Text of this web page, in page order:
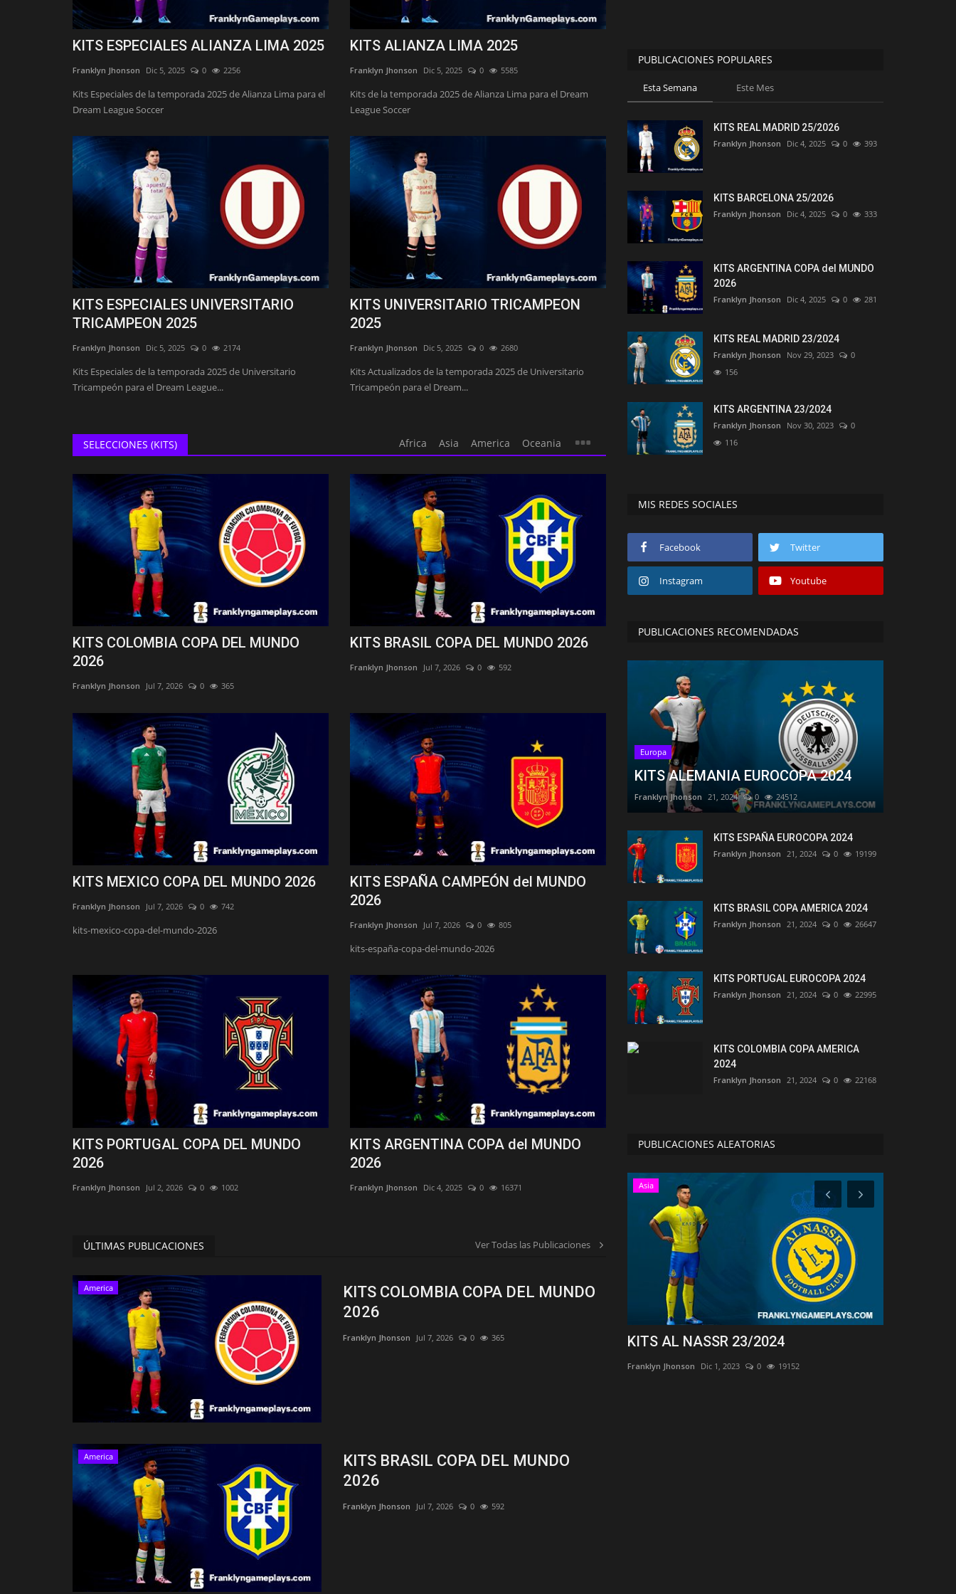
KITS ESPECIALES ALIANZA LIMA 2025
Franklyn Jhonson Dic 5, 2025 0 2256
Kits Especiales de la temporada 2025 de Alianza Lima para el
Dream League Soccer
KITS ALIANZA LIMA 2025
Franklyn Jhonson Dic 5, 2025 0 5585
Kits de la temporada 2025 de Alianza Lima para el Dream
League Soccer
KITS ESPECIALES UNIVERSITARIO
TRICAMPEON 2025
Franklyn Jhonson Dic 5, 2025 0 2174
Kits Especiales de la temporada 2025 de Universitario
Tricampeón para el Dream League...
KITS UNIVERSITARIO TRICAMPEON
2025
Franklyn Jhonson Dic 5, 2025 0 2680
Kits Actualizados de la temporada 2025 de Universitario
Tricampeón para el Dream...
SELECCIONES (KITS) Africa Asia America Oceania
KITS COLOMBIA COPA DEL MUNDO
2026
Franklyn Jhonson Jul 7, 2026 0 365
KITS BRASIL COPA DEL MUNDO 2026
Franklyn Jhonson Jul 7, 2026 0 592
KITS MEXICO COPA DEL MUNDO 2026
Franklyn Jhonson Jul 7, 2026 0 742
kits-mexico-copa-del-mundo-2026
KITS ESPAÑA CAMPEÓN del MUNDO
2026
Franklyn Jhonson Jul 7, 2026 0 805
kits-españa-copa-del-mundo-2026
KITS PORTUGAL COPA DEL MUNDO
2026
Franklyn Jhonson Jul 2, 2026 0 1002
KITS ARGENTINA COPA del MUNDO
2026
Franklyn Jhonson Dic 4, 2025 0 16371
ÚLTIMAS PUBLICACIONES Ver Todas las Publicaciones
America
KITS COLOMBIA COPA DEL MUNDO
2026
Franklyn Jhonson Jul 7, 2026 0 365
America
KITS BRASIL COPA DEL MUNDO
2026
Franklyn Jhonson Jul 7, 2026 0 592
PUBLICACIONES POPULARES
Esta Semana Este Mes
KITS REAL MADRID 25/2026
Franklyn Jhonson Dic 4, 2025 0 393
KITS BARCELONA 25/2026
Franklyn Jhonson Dic 4, 2025 0 333
KITS ARGENTINA COPA del MUNDO
2026
Franklyn Jhonson Dic 4, 2025 0 281
KITS REAL MADRID 23/2024
Franklyn Jhonson Nov 29, 2023
0
156
KITS ARGENTINA 23/2024
Franklyn Jhonson Nov 30, 2023
0
116
MIS REDES SOCIALES
Facebook Twitter
Instagram Youtube
PUBLICACIONES RECOMENDADAS
Europa
KITS ALEMANIA EUROCOPA 2024
Franklyn Jhonson 21, 2024 0 24512
KITS ESPAÑA EUROCOPA 2024
Franklyn Jhonson 21, 2024 0 19199
KITS BRASIL COPA AMERICA 2024
Franklyn Jhonson 21, 2024 0 26647
KITS PORTUGAL EUROCOPA 2024
Franklyn Jhonson 21, 2024 0 22995
KITS COLOMBIA COPA AMERICA
2024
Franklyn Jhonson 21, 2024 0 22168
PUBLICACIONES ALEATORIAS
Europa
KITS MANCHESTER CITY 25/2026
Franklyn Jhonson Dic 4, 2025 0 9027
Kits Actualizados de la temporada 25/2026 del Manchester
City para el Dream League...
America
KITS UNIVERSITARIO TRICAMPEON
Asia
KITS AL NASSR 23/2024
Franklyn Jhonson Dic 1, 2023 0 19152